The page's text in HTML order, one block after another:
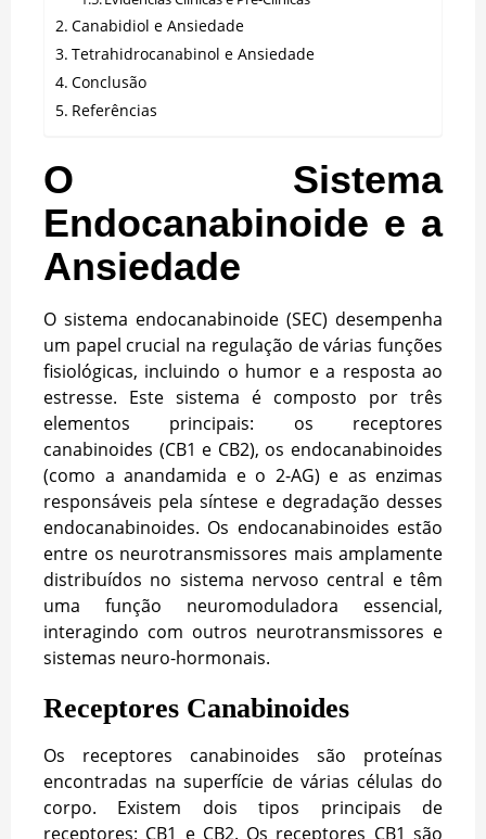
Canabidiol e Ansiedade
Tetrahidrocanabinol e Ansiedade
Conclusão
Referências
O Sistema
Endocanabinoide e a
Ansiedade
O sistema endocanabinoide (SEC) desempenha
um papel crucial na regulação de várias funções
fisiológicas, incluindo o humor e a resposta ao
estresse. Este sistema é composto por três
elementos principais: os receptores
canabinoides (CB1 e CB2), os endocanabinoides
(como a anandamida e o 2-AG) e as enzimas
responsáveis pela síntese e degradação desses
endocanabinoides. Os endocanabinoides estão
entre os neurotransmissores mais amplamente
distribuídos no sistema nervoso central e têm
uma função neuromoduladora essencial,
interagindo com outros neurotransmissores e
sistemas neuro-hormonais.
Receptores Canabinoides
Os receptores canabinoides são proteínas
encontradas na superfície de várias células do
corpo. Existem dois tipos principais de
receptores: CB1 e CB2. Os receptores CB1 são